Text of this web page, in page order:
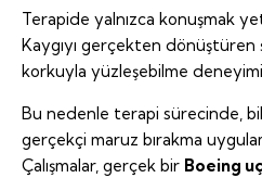
Terapide yalnızca konuşmak
Kaygıyı gerçekten
korkuyla yüzleşebilme
Bu nedenle terapi sürecinde,
gerçekçi maruz bırakma
Çalışmalar, gerçek bir Boeing